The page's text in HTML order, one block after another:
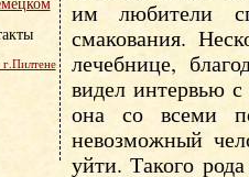
им любители
смакования.
лечебнице,
видел интервью
она со всеми
невозможный
уйти. Такого
г.Пилтене